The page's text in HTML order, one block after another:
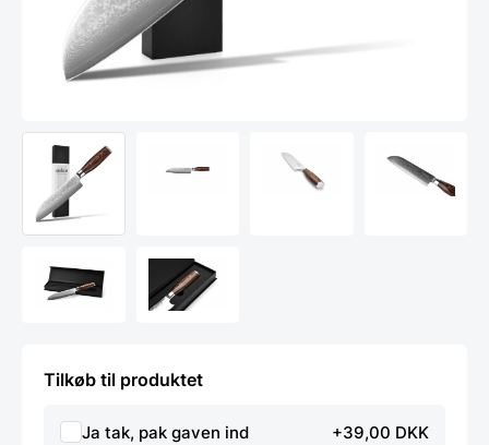
Tilkøb til produktet
Ja tak, pak gaven ind +39,00 DKK